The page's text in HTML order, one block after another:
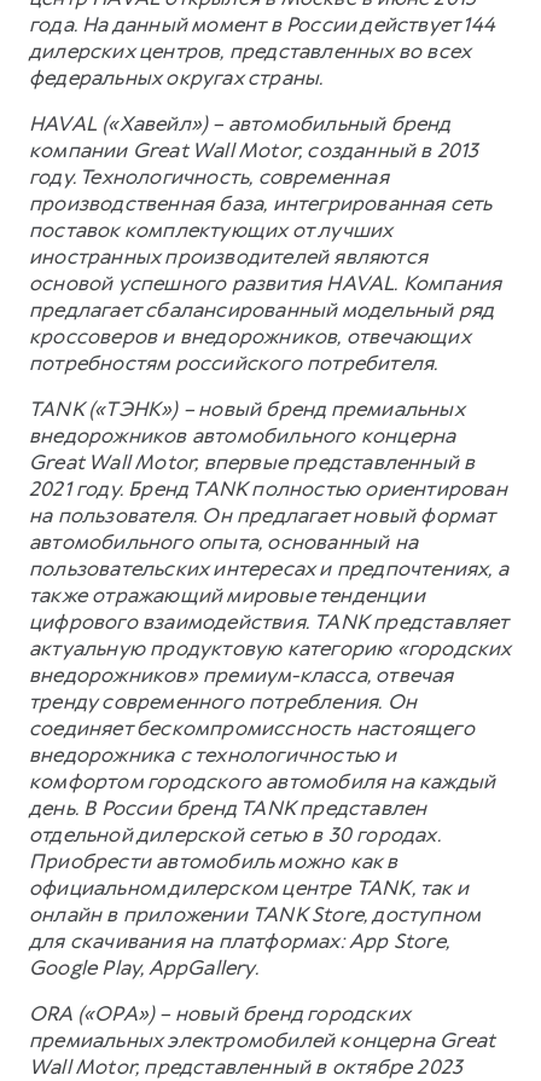
года. На данный момент в России действует 144
дилерских центров, представленных во всех
федеральных округах страны.
HAVAL («Хавейл») – автомобильный бренд
компании Great Wall Motor, созданный в 2013
году. Технологичность, современная
производственная база, интегрированная сеть
поставок комплектующих от лучших
иностранных производителей являются
основой успешного развития HAVAL. Компания
предлагает сбалансированный модельный ряд
кроссоверов и внедорожников, отвечающих
потребностям российского потребителя.
TANK («ТЭНК») – новый бренд премиальных
внедорожников автомобильного концерна
Great Wall Motor, впервые представленный в
2021 году. Бренд TANK полностью ориентирован
на пользователя. Он предлагает новый формат
автомобильного опыта, основанный на
пользовательских интересах и предпочтениях, а
также отражающий мировые тенденции
цифрового взаимодействия. TANK представляет
актуальную продуктовую категорию «городских
внедорожников» премиум-класса, отвечая
тренду современного потребления. Он
соединяет бескомпромиссность настоящего
внедорожника с технологичностью и
комфортом городского автомобиля на каждый
день. В России бренд TANK представлен
отдельной дилерской сетью в 30 городах.
Приобрести автомобиль можно как в
официальном дилерском центре TANK, так и
онлайн в приложении TANK Store, доступном
для скачивания на платформах: App Store,
Google Play, AppGallery.
ORA («ОРА») – новый бренд городских
премиальных электромобилей концерна Great
Wall Motor, представленный в октябре 2023